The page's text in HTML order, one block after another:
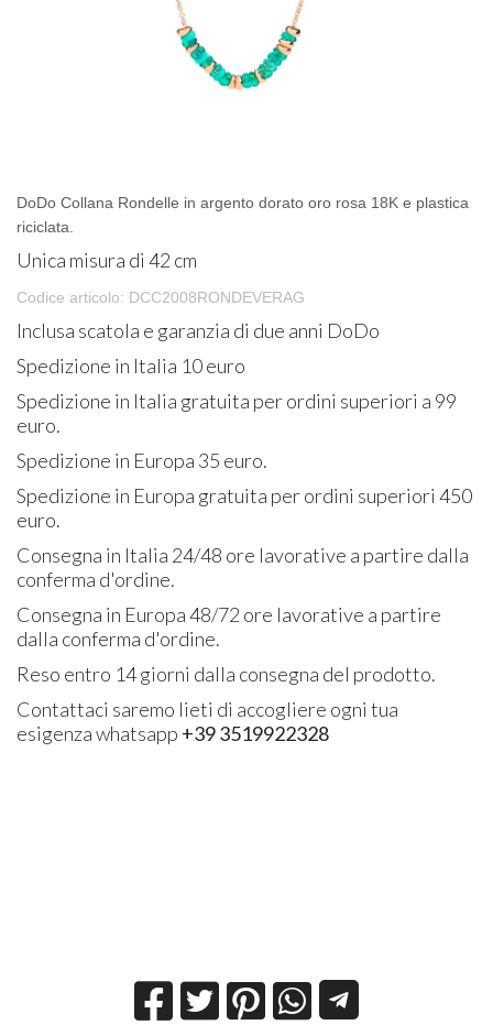
DoDo Collana Rondelle in argento dorato oro rosa 18K e plastica
riciclata.
Unica misura di 42 cm
Codice articolo: DCC2008RONDEVERAG
Inclusa scatola e garanzia di due anni DoDo
Spedizione in Italia 10 euro
Spedizione in Italia gratuita per ordini superiori a 99
euro.
Spedizione in Europa 35 euro.
Spedizione in Europa gratuita per ordini superiori 450
euro.
Consegna in Italia 24/48 ore lavorative a partire dalla
conferma d'ordine.
Consegna in Europa 48/72 ore lavorative a partire
dalla conferma d'ordine.
Reso entro 14 giorni dalla consegna del prodotto.
Contattaci saremo lieti di accogliere ogni tua
esigenza whatsapp +39 3519922328